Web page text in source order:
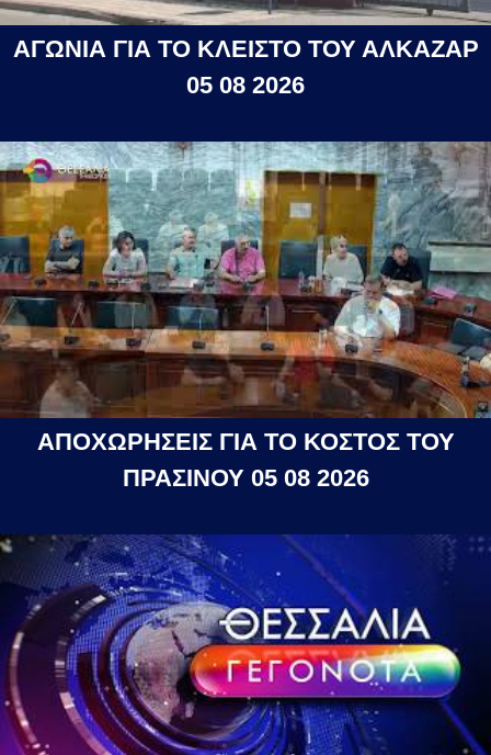
ΑΓΩΝΙΑ ΓΙΑ ΤΟ ΚΛΕΙΣΤΟ ΤΟΥ ΑΛΚΑΖΑΡ
05 08 2026
ΑΠΟΧΩΡΗΣΕΙΣ ΓΙΑ ΤΟ ΚΟΣΤΟΣ ΤΟΥ
ΠΡΑΣΙΝΟΥ 05 08 2026